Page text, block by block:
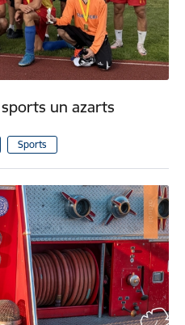
un azarts
Sports